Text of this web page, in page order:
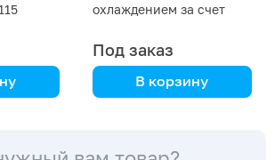
охлаждением за счет
Под заказ
В корзину
поддержание